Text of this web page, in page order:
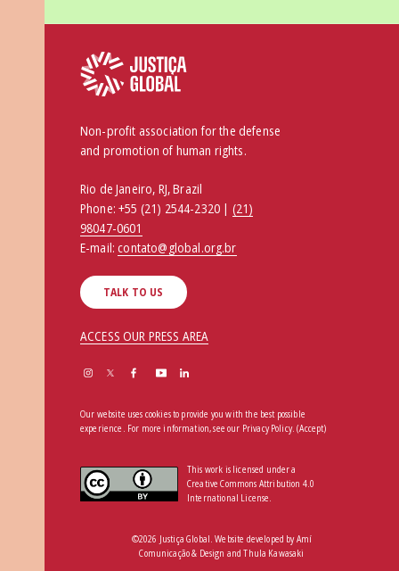
Non-profit association for the defense
and promotion of human rights.
Rio de Janeiro, RJ, Brazil
Phone:+55 (21) 2544-2320 | (21)
98047-0601
E-mail:contato@global.org.br
TALK TO US
ACCESS OUR PRESS AREA
Our website uses cookies to provide you with the best possible
experience. For more information, see our Privacy Policy.(Accept)
This work is licensed under a
Creative Commons Attribution 4.0
International License.
©2026 Justiça Global. Website developed byAmí
Comunicação & Design andThula Kawasaki